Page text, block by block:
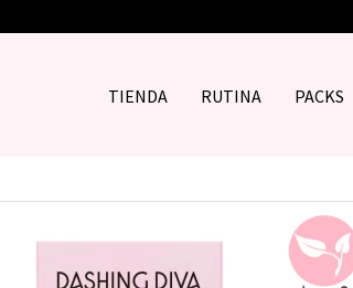
TIENDA RUTINA PACKS